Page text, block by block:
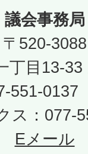
議会事務局
〒520-3088
丁目13-
551-0137
ス：077-
Eメール